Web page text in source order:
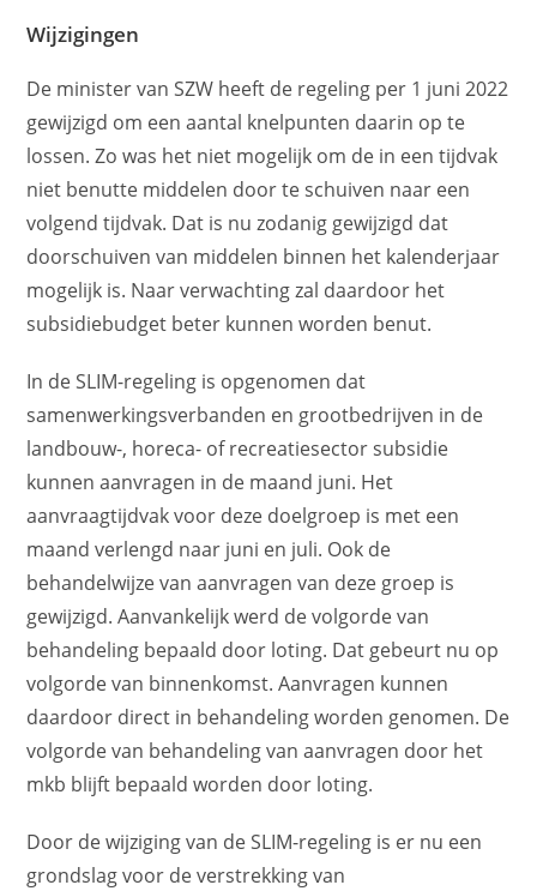
Wijzigingen
De minister van SZW heeft de regeling per 1 juni 2022
gewijzigd om een aantal knelpunten daarin op te
lossen. Zo was het niet mogelijk om de in een tijdvak
niet benutte middelen door te schuiven naar een
volgend tijdvak. Dat is nu zodanig gewijzigd dat
doorschuiven van middelen binnen het kalenderjaar
mogelijk is. Naar verwachting zal daardoor het
subsidiebudget beter kunnen worden benut.
In de SLIM-regeling is opgenomen dat
samenwerkingsverbanden en grootbedrijven in de
landbouw-, horeca- of recreatiesector subsidie
kunnen aanvragen in de maand juni. Het
aanvraagtijdvak voor deze doelgroep is met een
maand verlengd naar juni en juli. Ook de
behandelwijze van aanvragen van deze groep is
gewijzigd. Aanvankelijk werd de volgorde van
behandeling bepaald door loting. Dat gebeurt nu op
volgorde van binnenkomst. Aanvragen kunnen
daardoor direct in behandeling worden genomen. De
volgorde van behandeling van aanvragen door het
mkb blijft bepaald worden door loting.
Door de wijziging van de SLIM-regeling is er nu een
grondslag voor de verstrekking van